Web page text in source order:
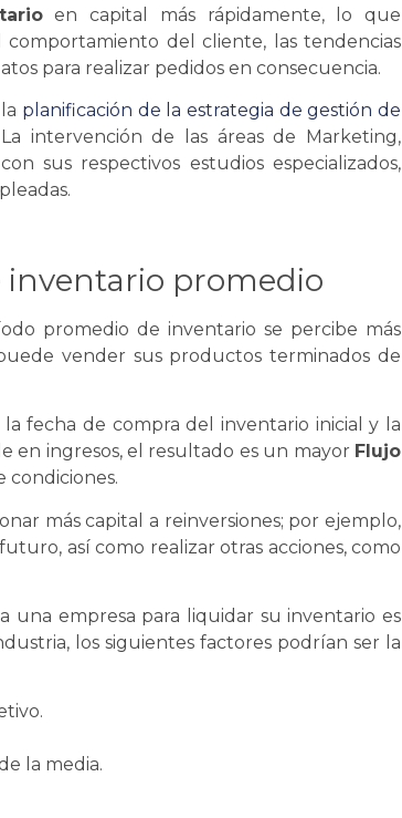
en capital más rápidamente, lo que
del cliente, las tendencias
para realizar pedidos en consecuencia.
planificación de la estrategia degestión de
intervención de las áreas de Marketing,
sus respectivos estudios especializados,
inventario promedio
promedio de inventariose percibe más
vender sus productos terminados de
fecha de compra del inventario inicial y la
en ingresos, el resultado es un mayor Flujo
condiciones.
más capital a reinversiones; por ejemplo,
así como realizar otras acciones, como
una empresa para liquidar su inventario es
los siguientes factores podrían ser la
la media.